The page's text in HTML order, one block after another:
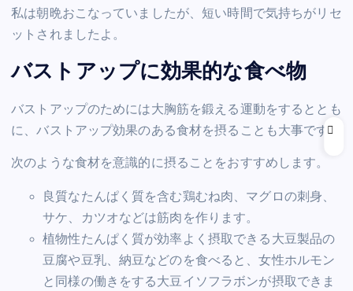
私は朝晩おこなっていましたが、短い時間で気持ちがリセ
ットされましたよ。
バストアップに効果的な食べ物
バストアップのためには大胸筋を鍛える運動をするととも
に、バストアップ効果のある食材を摂ることも大事です。
次のような食材を意識的に摂ることをおすすめします。
良質なたんぱく質を含む鶏むね肉、マグロの刺身、
サケ、カツオなどは筋肉を作ります。
植物性たんぱく質が効率よく摂取できる大豆製品の
豆腐や豆乳、納豆などのを食べると、女性ホルモン
と同様の働きをする大豆イソフラボンが摂取できま